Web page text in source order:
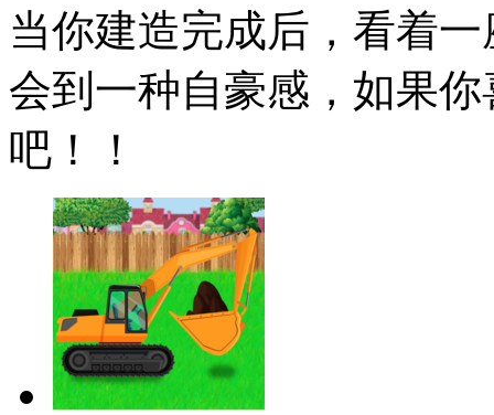
当你建造完成后，看着
会到一种自豪感，如果
吧！！